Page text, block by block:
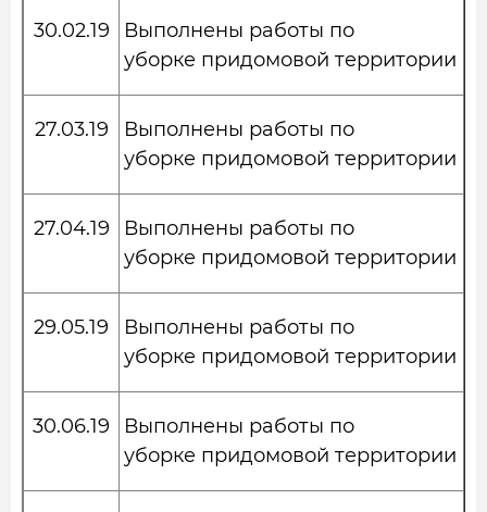
30.02.19
Выполнены работы по
уборке придомовой территории
27.03.19
Выполнены работы по
уборке придомовой территории
27.04.19
Выполнены работы по
уборке придомовой территории
29.05.19
Выполнены работы по
уборке придомовой территории
30.06.19
Выполнены работы по
уборке придомовой территории